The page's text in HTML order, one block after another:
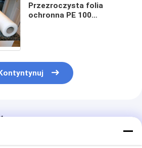
Przezroczysta folia
ochronna PE 100